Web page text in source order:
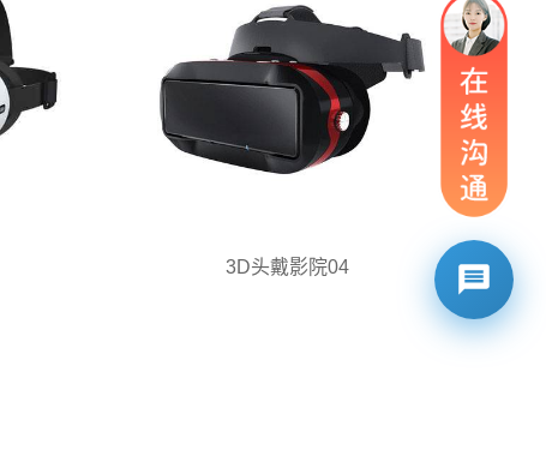
3D头戴影院04